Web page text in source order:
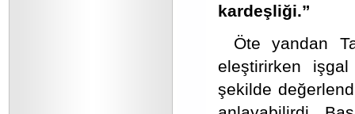
kardeşliği.”
Öte yandan
eleştirirken
şekilde